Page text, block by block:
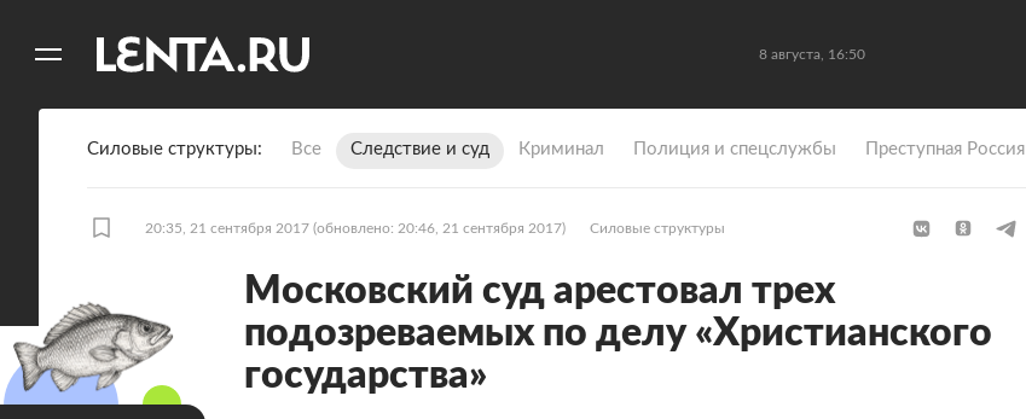
8 августа, 16:50
Силовые структуры Все Следствие и суд Криминал Полиция и спецслужбы Преступная Россия
20:35, 21 сентября 2017 (обновлено: 20:46, 21 сентября 2017) Силовые структуры
Московский суд арестовал трех
подозреваемых по делу «Христианского
государства»